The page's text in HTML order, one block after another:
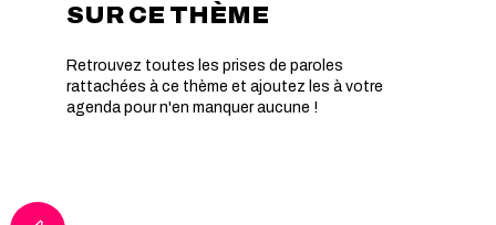
SUR CE THÈME
Retrouvez toutes les prises de paroles
rattachées à ce thème et ajoutez les à votre
agenda pour n'en manquer aucune !